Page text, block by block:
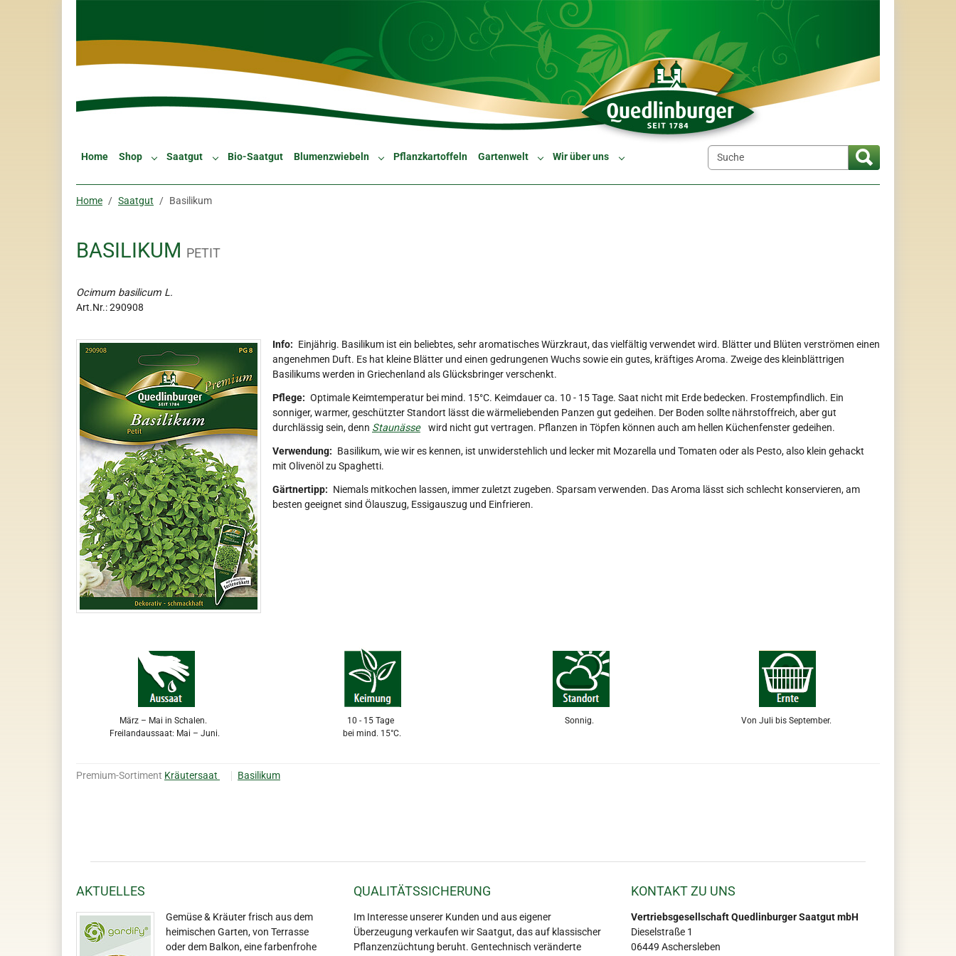
Home Shop Submenu for "Shop"
Saatgut Submenu for "Saatgut"
Bio-Saatgut Blumenzwiebeln Submenu for "Blumenzwiebeln"
Pflanzkartoffeln Gartenwelt Submenu for "Gartenwelt"
Wir über uns Submenu for "Wir über uns"
Home Saatgut Basilikum
BASILIKUM PETIT
Ocimum basilicum L.
Art.Nr.:290908
Info: Einjährig. Basilikum ist ein beliebtes, sehr aromatisches Würzkraut, das vielfältig verwendet wird. Blätter und Blüten verströmen einen
angenehmen Duft. Es hat kleine Blätter und einen gedrungenen Wuchs sowie ein gutes, kräftiges Aroma. Zweige des kleinblättrigen
Basilikums werden in Griechenland als Glücksbringer verschenkt.
Pflege: Optimale Keimtemperatur bei mind. 15°C. Keimdauer ca. 10 - 15 Tage. Saat nicht mit Erde bedecken. Frostempfindlich. Ein
sonniger, warmer, geschützter Standort lässt die wärmeliebenden Panzen gut gedeihen. Der Boden sollte nährstoffreich, aber gut
durchlässig sein, denn Staunässe
wird nicht gut vertragen. Pflanzen in Töpfen können auch am hellen Küchenfenster gedeihen.
Verwendung: Basilikum, wie wir es kennen, ist unwiderstehlich und lecker mit Mozarella und Tomaten oder als Pesto, also klein gehackt
mit Olivenöl zu Spaghetti.
Gärtnertipp: Niemals mitkochen lassen, immer zuletzt zugeben. Sparsam verwenden. Das Aroma lässt sich schlecht konservieren, am
besten geeignet sind Ölauszug, Essigauszug und Einfrieren.
März – Mai in Schalen.
Freilandaussaat: Mai – Juni.
10 - 15 Tage
bei mind. 15°C.
Sonnig. Von Juli bis September.
Premium-Sortiment Kräutersaat Basilikum
AKTUELLES
Gemüse & Kräuter frisch aus dem
heimischen Garten, von Terrasse
oder dem Balkon, eine farbenfrohe
QUALITÄTSSICHERUNG
Im Interesse unserer Kunden und aus eigener
Überzeugung verkaufen wir Saatgut, das auf klassischer
Pflanzenzüchtung beruht. Gentechnisch veränderte
KONTAKT ZU UNS
Vertriebsgesellschaft Quedlinburger Saatgut mbH
Dieselstraße 1
06449 Aschersleben